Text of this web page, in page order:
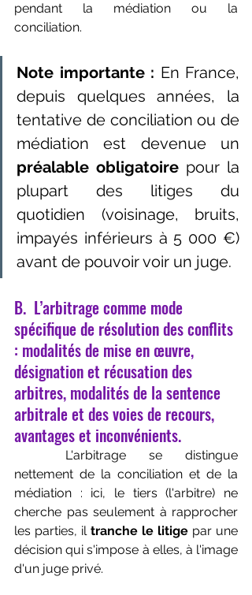
pendant la médiation ou la
conciliation.
Note importante : En France,
depuis quelques années, la
tentative de conciliation ou de
préalable obligatoire pour la
plupart des litiges du
quotidien (voisinage, bruits,
impayés inférieurs à 5 000 €)
avant de pouvoir voir un juge.
B.  L’arbitrage comme mode
spécifique de résolution des conflits
: modalités de mise en œuvre,
désignation et récusation des
arbitres, modalités de la sentence
arbitrale et des voies de recours,
avantages et inconvénients.
nettement de la conciliation et de la
médiation : ici, le tiers (l'arbitre) ne
cherche pas seulement à rapprocher
les parties, il tranche le litige par une
décision qui s'impose à elles, à l'image
d'un juge privé.